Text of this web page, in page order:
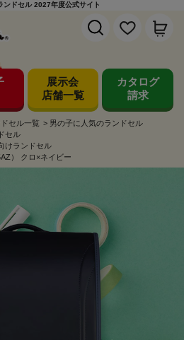
ンドセル 2027年度公式サイト
展示会
店舗一覧
カタログ
請求
セル一覧 > 男の子に人気のランドセル
セル
けランドセル
） クロ×ネイビー